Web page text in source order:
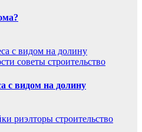
советы строительство
с видом на долину
риэлторы строительство